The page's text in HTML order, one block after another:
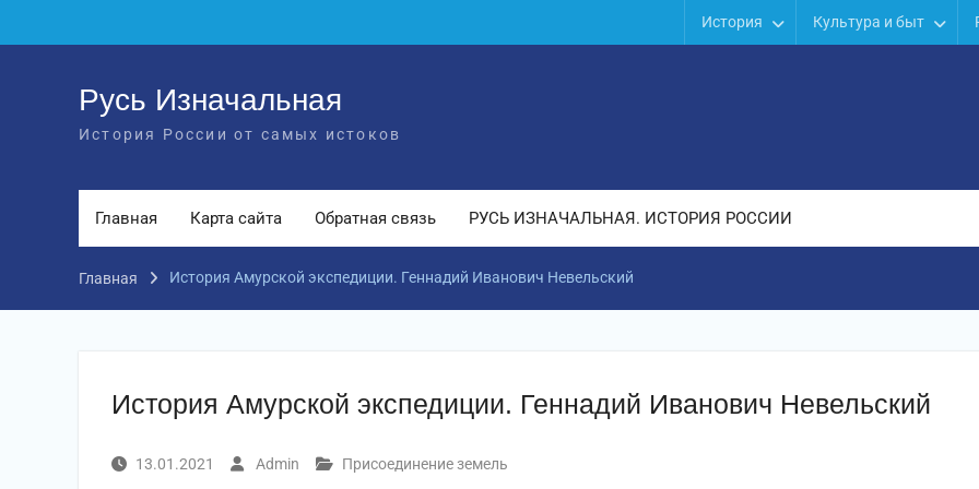
История Культура и быт
Русь Изначальная
История России от самых истоков
Главная Карта сайта Обратная связь РУСЬ ИЗНАЧАЛЬНАЯ. ИСТОРИЯ РОССИИ
Главная История Амурской экспедиции. Геннадий Иванович Невельский
История Амурской экспедиции. Геннадий Иванович Невельский
13.01.2021 Admin Присоединение земель